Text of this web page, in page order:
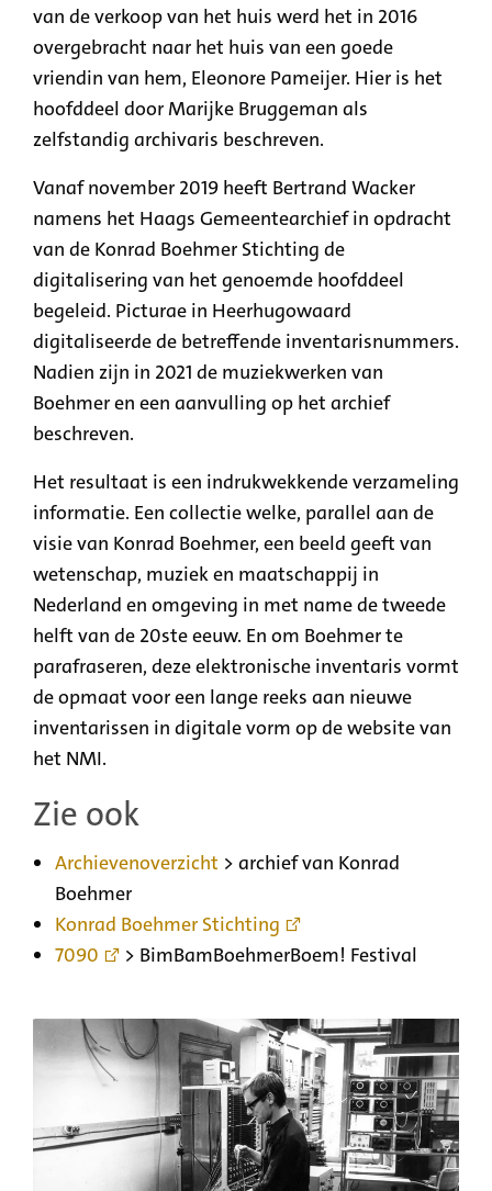
van de verkoop van het huis werd het in 2016
overgebracht naar het huis van een goede
vriendin van hem, Eleonore Pameijer. Hier is het
hoofddeel door Marijke Bruggeman als
zelfstandig archivaris beschreven.
Vanaf november 2019 heeft Bertrand Wacker
namens het Haags Gemeentearchief in opdracht
van de Konrad Boehmer Stichting de
digitalisering van het genoemde hoofddeel
begeleid. Picturae in Heerhugowaard
digitaliseerde de betreffende inventarisnummers.
Nadien zijn in 2021 de muziekwerken van
Boehmer en een aanvulling op het archief
beschreven.
Het resultaat is een indrukwekkende verzameling
informatie. Een collectie welke, parallel aan de
visie van Konrad Boehmer, een beeld geeft van
wetenschap, muziek en maatschappij in
Nederland en omgeving in met name de tweede
helft van de 20ste eeuw. En om Boehmer te
parafraseren, deze elektronische inventaris vormt
de opmaat voor een lange reeks aan nieuwe
inventarissen in digitale vorm op de website van
het NMI.
Zie ook
Archievenoverzicht > archief van Konrad
Boehmer
Konrad Boehmer Stichting
7090
> BimBamBoehmerBoem! Festival